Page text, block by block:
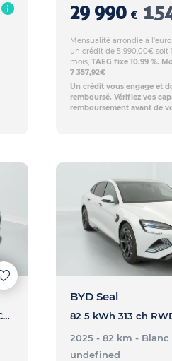
29 990 €
Mensualité arrondie à
un crédit de 5 990,00€ soit
mois,TAEG fixe 10.99 %.
7 357,92€
Un crédit vous engage et
remboursé. Vérifiez vos
remboursement avant de
77 KWH ENDURANCE - TAVASCAN 77 KWH ENDURANCE
BYD Seal
2025 - 82 km- Blanc
undefined